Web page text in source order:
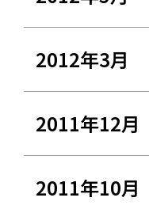
2012年3月
2011年12月
2011年10月